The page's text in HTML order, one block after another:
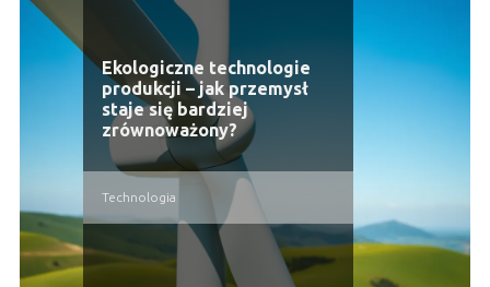
Ekologiczne technologie
produkcji – jak przemysł
staje się bardziej
zrównoważony?
Technologia